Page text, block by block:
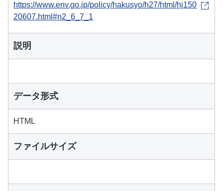
https://www.env.go.jp/policy/hakusyo/h27/html/hj150
20607.html#n2_6_7_1
説明
データ形式
HTML
ファイルサイズ